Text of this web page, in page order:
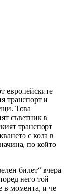
европейските
транспорт и
Това
съветник в
транспорт
с кола в
по който
билет“ вчера
него той
в момента, и че